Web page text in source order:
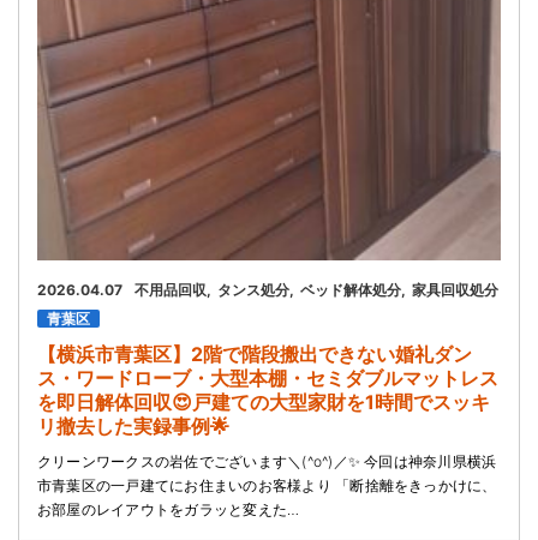
キャンペーン
WEB割引券プレゼント！
2026.04.07 不用品回収 タンス処分 ベッド解体処分 家具回収処分
青葉区
【横浜市青葉区】2階で階段搬出できない婚礼ダン
ス・ワードローブ・大型本棚・セミダブルマットレス
を即日解体回収😍戸建ての大型家財を1時間でスッキ
リ撤去した実録事例🌟
クリーンワークスの岩佐でございます＼(^o^)／✨ 今回は神奈川県横浜
市青葉区の一戸建てにお住まいのお客様より 「断捨離をきっかけに、
お部屋のレイアウトをガラッと変えた…